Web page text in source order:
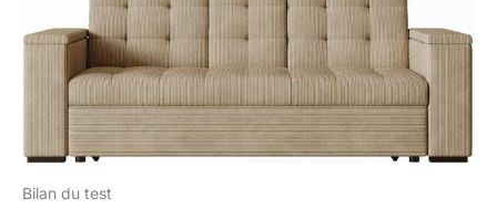
Bilan du test